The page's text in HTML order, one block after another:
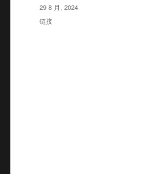
发
布
于
29 8 月, 2024
格
链接